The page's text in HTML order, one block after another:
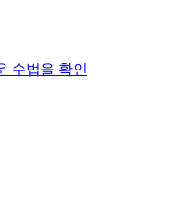
수법을 확인